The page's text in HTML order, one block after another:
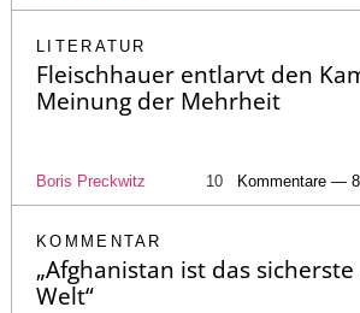
LITERATUR
Fleischhauer entlarvt den
Meinung der Mehrheit
Boris Preckwitz 10 Kommentare —
KOMMENTAR
„Afghanistan ist das
Welt“